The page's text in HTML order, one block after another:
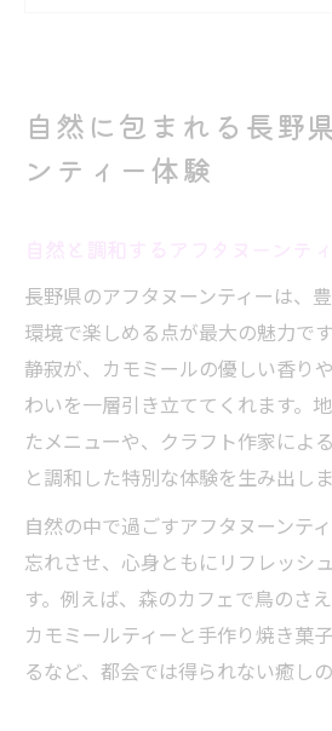
アフタヌーンティーが叶
クス効果
森のカフェで堪能するア
カモミールとアフタヌー
解説
香り豊かなカモミールテ
コツ
癒し効果が高まる紅茶時
アフタヌーンティーに合
力
心安らぐカモミールティ
自然に包まれる長野
ンティー体験
長野県のアフタヌーンティーは、
環境で楽しめる点が最大の魅力で
静寂が、カモミールの優しい香り
わいを一層引き立ててくれます。
たメニューや、クラフト作家によ
と調和した特別な体験を生み出しま
自然の中で過ごすアフタヌーンテ
忘れさせ、心身ともにリフレッシ
す。例えば、森のカフェで鳥のさ
カモミールティーと手作り焼き菓
るなど、都会では得られない癒し